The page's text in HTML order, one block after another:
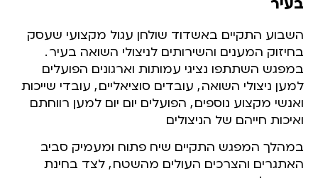
השבוע התקיים באשדוד שולחן עגול מקצועי שעסק
בחיזוק המענים והשירותים לניצולי השואה בעיר.
במפגש השתתפו נציגי עמותות וארגונים הפועלים
למען ניצולי השואה, עובדים סוציאליים, עובדי שייכות
ואנשי מקצוע נוספים, הפועלים יום יום למען רווחתם
ואיכות חייהם של הניצולים.
במהלך המפגש התקיים שיח פתוח ומעמיק סביב
האתגרים והצרכים העולים מהשטח, לצד בחינת